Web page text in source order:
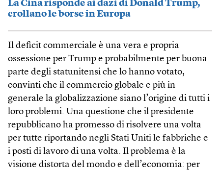
La Cina risponde ai dazi di Donald Trump,
crollano le borse in Europa
Il deficit commerciale è una vera e propria
ossessione per Trump e probabilmente per buona
parte degli statunitensi che lo hanno votato,
convinti che il commercio globale e più in
generale la globalizzazione siano l’origine di tutti i
loro problemi. Una questione che il presidente
repubblicano ha promesso di risolvere una volta
per tutte riportando negli Stati Uniti le fabbriche e
i posti di lavoro di una volta. Il problema è la
visione distorta del mondo e dell’economia: per